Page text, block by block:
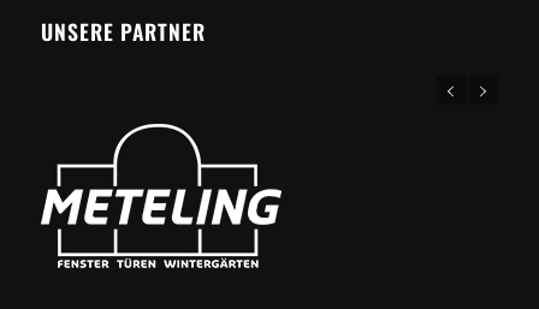
UNSERE PARTNER